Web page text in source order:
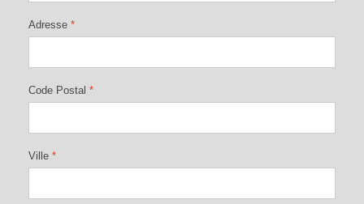
Adresse *
Code Postal *
Ville *